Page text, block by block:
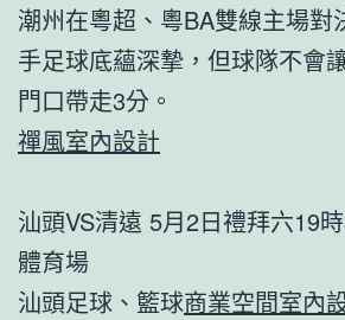
潮州在粵超、粵BA雙線主場對
手足球底蘊深摯，但球隊不會
門口帶走3分。
禪風室內設計
汕頭VS清遠 5月2日禮拜六19
體育場
汕頭足球、籃球商業空間室內